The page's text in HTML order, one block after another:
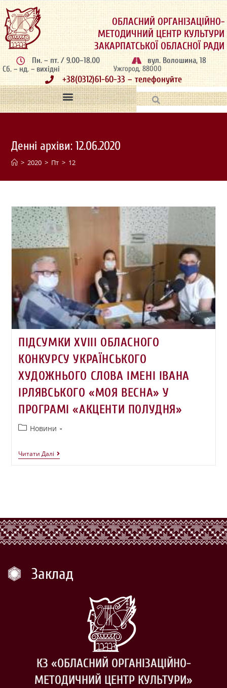
ОБЛАСНИЙ ОРГАНІЗАЦІЙНО-
МЕТОДИЧНИЙ ЦЕНТР КУЛЬТУРИ
ЗАКАРПАТСЬКОЇ ОБЛАСНОЇ РАДИ
Пн. – пт. / 9.00–18.00
Сб. – нд. – вихідні
вул. Волошина, 18
Ужгород, 88000
+38(0312)61-60-33 – телефонуйте
Денні архіви: 12.06.2020
> 2020 > Пт > 12
ПІДСУМКИ ХVІІІ ОБЛАСНОГО
КОНКУРСУ УКРАЇНСЬКОГО
ХУДОЖНЬОГО СЛОВА ІМЕНІ ІВАНА
ІРЛЯВСЬКОГО «МОЯ ВЕСНА» У
ПРОГРАМІ «АКЦЕНТИ ПОЛУДНЯ»
Новини
Читати Далі
Заклад
КЗ «ОБЛАСНИЙ ОРГАНІЗАЦІЙНО-
МЕТОДИЧНИЙ ЦЕНТР КУЛЬТУРИ»